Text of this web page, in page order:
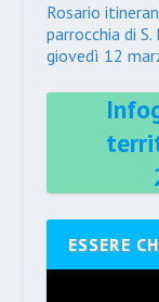
Rosario
parrocchia di S.
giovedì 12
ESSERE